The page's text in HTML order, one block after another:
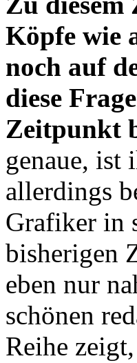
Köpfe wie
noch auf
diese
Zeitpunkt
genaue, ist
allerdings
Grafiker in
bisherigen
eben nur
schönen
Reihe